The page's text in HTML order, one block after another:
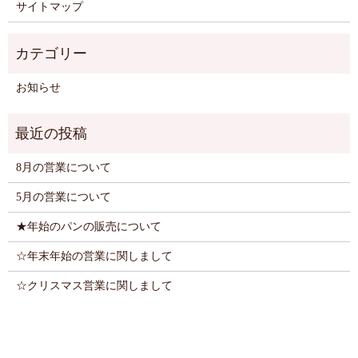
サイトマップ
お知らせ
8月の営業について
5月の営業について
★年始のパンの販売について
☆年末年始の営業に関しまして
☆クリスマス営業に関しまして